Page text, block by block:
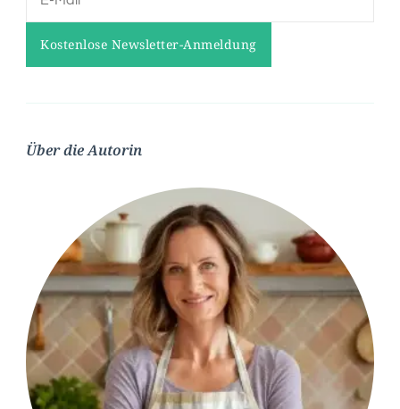
Über die Autorin